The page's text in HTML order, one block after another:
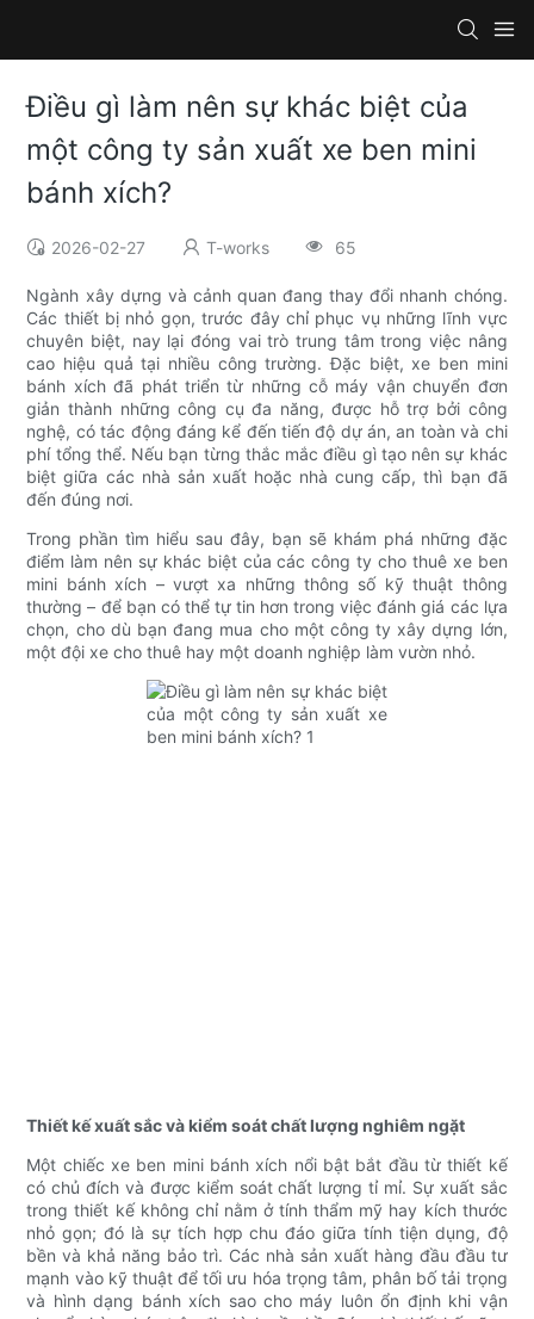
Điều gì làm nên sự khác biệt của
một công ty sản xuất xe ben mini
bánh xích?
2026-02-27 T-works 65
Ngành xây dựng và cảnh quan đang thay đổi nhanh chóng.
Các thiết bị nhỏ gọn, trước đây chỉ phục vụ những lĩnh vực
chuyên biệt, nay lại đóng vai trò trung tâm trong việc nâng
cao hiệu quả tại nhiều công trường. Đặc biệt, xe ben mini
bánh xích đã phát triển từ những cỗ máy vận chuyển đơn
giản thành những công cụ đa năng, được hỗ trợ bởi công
nghệ, có tác động đáng kể đến tiến độ dự án, an toàn và chi
phí tổng thể. Nếu bạn từng thắc mắc điều gì tạo nên sự khác
biệt giữa các nhà sản xuất hoặc nhà cung cấp, thì bạn đã
đến đúng nơi.
Trong phần tìm hiểu sau đây, bạn sẽ khám phá những đặc
điểm làm nên sự khác biệt của các công ty cho thuê xe ben
mini bánh xích – vượt xa những thông số kỹ thuật thông
thường – để bạn có thể tự tin hơn trong việc đánh giá các lựa
chọn, cho dù bạn đang mua cho một công ty xây dựng lớn,
một đội xe cho thuê hay một doanh nghiệp làm vườn nhỏ.
Thiết kế xuất sắc và kiểm soát chất lượng nghiêm ngặt
Một chiếc xe ben mini bánh xích nổi bật bắt đầu từ thiết kế
có chủ đích và được kiểm soát chất lượng tỉ mỉ. Sự xuất sắc
trong thiết kế không chỉ nằm ở tính thẩm mỹ hay kích thước
nhỏ gọn; đó là sự tích hợp chu đáo giữa tính tiện dụng, độ
bền và khả năng bảo trì. Các nhà sản xuất hàng đầu đầu tư
mạnh vào kỹ thuật để tối ưu hóa trọng tâm, phân bố tải trọng
và hình dạng bánh xích sao cho máy luôn ổn định khi vận